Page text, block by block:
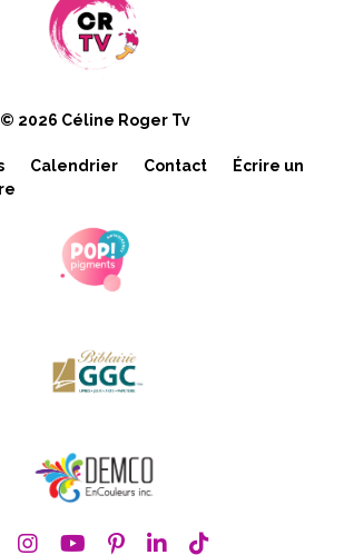
© 2026 Céline Roger Tv
Calendrier Contact
Écrire un